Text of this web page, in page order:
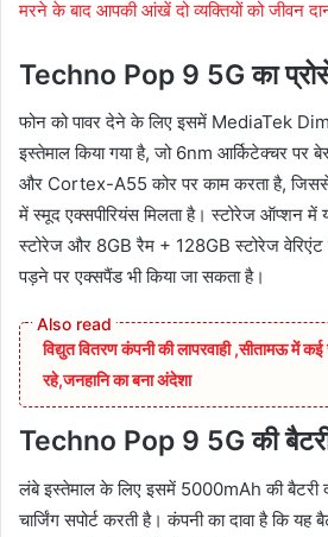
मरने के बाद आपकी आंखें दो व्यक्तियों को जीवन
Techno Pop 9 5G का
फोन को पावर देने के लिए इसमें MediaTek
इस्तेमाल किया गया है, जो 6nm आर्किटेक्चर
और Cortex-A55 कोर पर काम करता है, जिससे
में स्मूद एक्सपीरियंस मिलता है। स्टोरेज ऑप्शन
स्टोरेज और 8GB रैम + 128GB स्टोरेज
पड़ने पर एक्सपैंड भी किया जा सकता है।
विद्युत वितरण कंपनी की लापरवाही ,सीतामऊ में कई
रहे,जनहानि का बना अंदेशा
Techno Pop 9 5G की
लंबे इस्तेमाल के लिए इसमें 5000mAh की बैटरी
चार्जिंग सपोर्ट करती है। कंपनी का दावा है कि यह